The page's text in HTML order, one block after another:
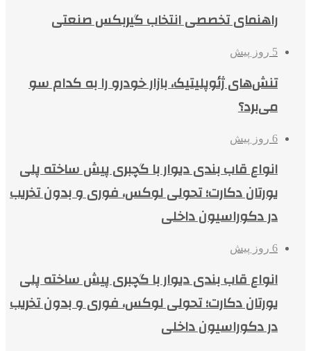
راهنمای تخصصی انتخاب گیربکس صنعتی
5 روز پیش
تنش‌های ژئوپلیتیک، بازار خودرو را به کدام سو
می‌برد؟
6 روز پیش
انواع قاب بندی دیوار با گچبری پیش ساخته پلی
یورتان دکارت؛ تحولی لوکس، فوری و بدون تخریب
در دکوراسیون داخلی
6 روز پیش
انواع قاب بندی دیوار با گچبری پیش ساخته پلی
یورتان دکارت؛ تحولی لوکس، فوری و بدون تخریب
در دکوراسیون داخلی